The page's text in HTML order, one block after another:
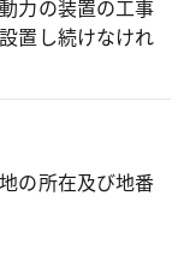
力の装置の工事
置し続けなけれ
の所在及び地番